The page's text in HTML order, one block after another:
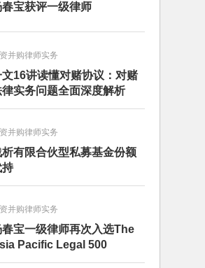
春宝获评一级律师
并购律师实务
文16讲读懂对赌协议：对赌
律实务问题全面深度解析
并购律师实务
析有限合伙型私募基金份额
持
并购律师实务
春宝一级律师再次入选The
Pacific Legal 500